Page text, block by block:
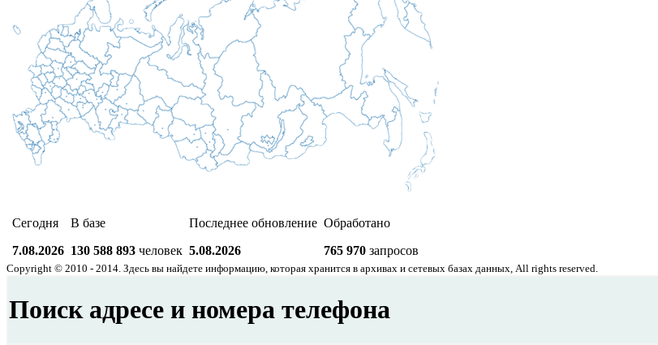
Сегодня
7.08.2026
В базе
130 588 893 человек
Последнее обновление
5.08.2026
Обработано
765 970 запросов
Copyright © 2010 - 2014. Здесь вы найдете информацию, которая хранится в архивах и сетевых базах данных, All rights reserved.
Поиск адресе и номера телефона